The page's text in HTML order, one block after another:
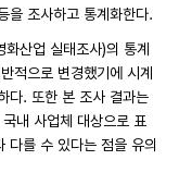
을 조사하고 통계화한다.
산업 실태조사)의 통계
적으로 변경했기에 시계
다. 또한 본 조사 결과는
내 사업체 대상으로 표
다를 수 있다는 점을 유의